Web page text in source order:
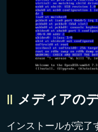
メディアの
インストールが完了